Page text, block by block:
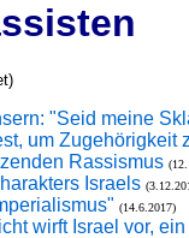
"Seid meine
um
Rassismus
Israels
(14.6.2017)
wirft Israel vor,